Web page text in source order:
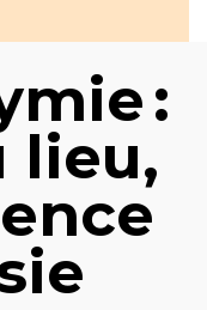
:
lieu,